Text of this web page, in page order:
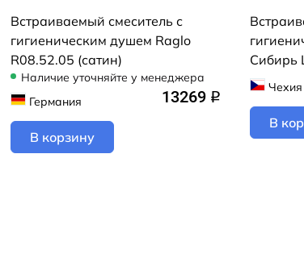
Встраиваемый смеситель с
гигиеническим душем Raglo
R08.52.05 (сатин)
Наличие уточняйте у менеджера
Германия
13269 q
В корзину
Сибирь
Чехия
В